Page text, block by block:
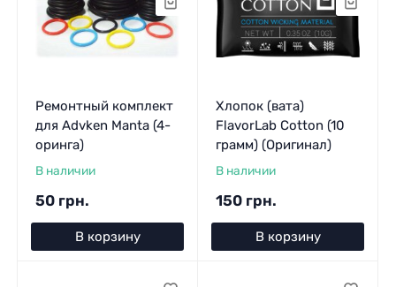
Ремонтный комплект
для Advken Manta (4-
оринга)
В наличии
50 грн.
В корзину
Хлопок (вата)
FlavorLab Cotton (10
грамм) (Оригинал)
В наличии
150 грн.
В корзину